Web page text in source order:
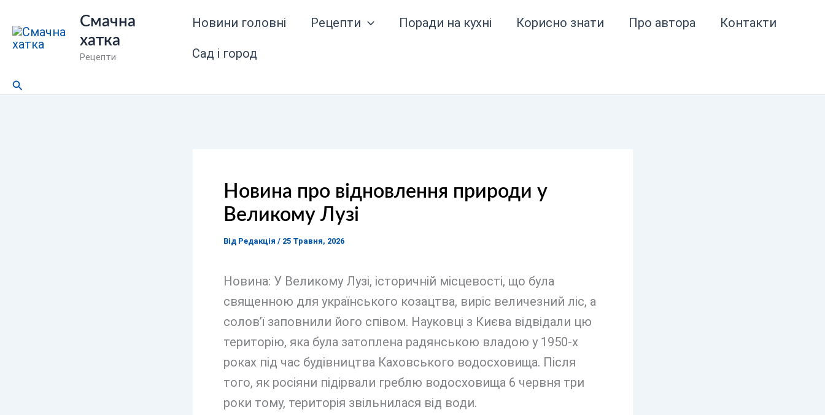
до
вмісту
Смачна
хатка
Рецепти
Новини головні Рецепти Поради на кухні Корисно знати Про автора Контакти
Сад і город
Пошук
Новина про відновлення природи у
Великому Лузі
Від Редакція / 25 Травня, 2026
Новина: У Великому Лузі, історичній місцевості, що була
священною для українського козацтва, виріс величезний ліс, а
солов’ї заповнили його співом. Науковці з Києва відвідали цю
територію, яка була затоплена радянською владою у 1950-х
роках під час будівництва Каховського водосховища. Після
того, як росіяни підірвали греблю водосховища 6 червня три
роки тому, територія звільнилася від води.